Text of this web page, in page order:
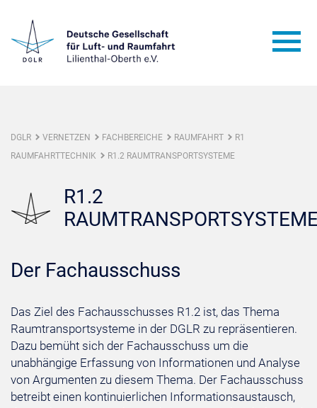
DGLR VERNETZEN FACHBEREICHE RAUMFAHRT
R1
RAUMFAHRTTECHNIK
R1.2 RAUMTRANSPORTSYSTEME
R1.2
Der Fachausschuss
Das Ziel des Fachausschusses R1.2 ist, das Thema
Raumtransportsysteme in der DGLR zu repräsentieren.
Dazu bemüht sich der Fachausschuss um die
unabhängige Erfassung von Informationen und Analyse
von Argumenten zu diesem Thema. Der Fachausschuss
betreibt einen kontinuierlichen Informationsaustausch,